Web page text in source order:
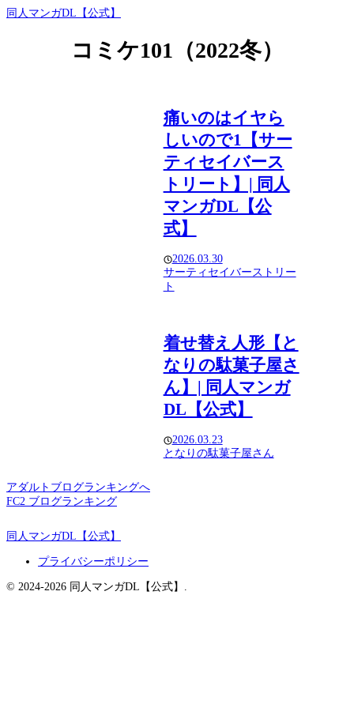
同人マンガDL【公式】
コミケ101（2022冬）
痛いのはイヤら
しいので1【サー
ティセイバース
トリート】| 同人
マンガDL【公
式】
2026.03.30
サーティセイバーストリー
ト
着せ替え人形【と
なりの駄菓子屋さ
ん】| 同人マンガ
DL【公式】
2026.03.23
となりの駄菓子屋さん
アダルトブログランキングへ
FC2 ブログランキング
同人マンガDL【公式】
プライバシーポリシー
© 2024-2026 同人マンガDL【公式】.